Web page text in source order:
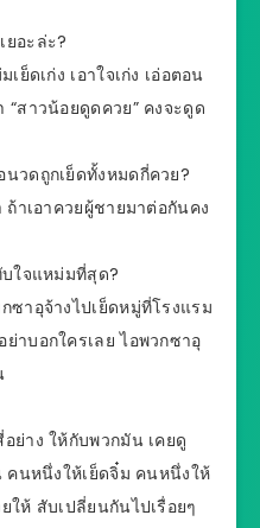
ยอะล่ะ?
ย็ดเก่ง เอาใจเก่ง เอ่อตอน
สาวน้อยดูดควย” คงจะดูด
วดถูกเย็ดทั้งหมดกี่ควย?
ถ้าเอาควยผู้ชายมาต่อกันคง
ใจแหม่มที่สุด?
ซา­อุจ้างไปเย็ดหมู่ที่โรงแรม
าบอกใครเลย ไอพวกซาอุ
ย่าง ให้กับพวกมัน เคยดู
คนหนึ่งให้เย็ดจิ๋ม คนหนึ่งให้
ห้ สับเปลี่ยนกันไปเรื่อยๆ